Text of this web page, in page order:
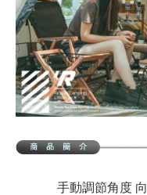
手動調節角度